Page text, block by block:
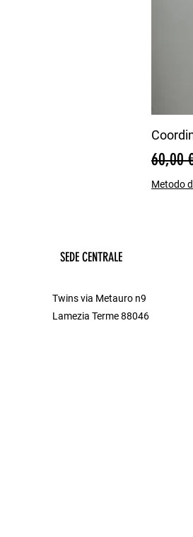
60,00
Metodo
SEDE CENTRALE
Twins via Metauro n9
Lamezia Terme 88046